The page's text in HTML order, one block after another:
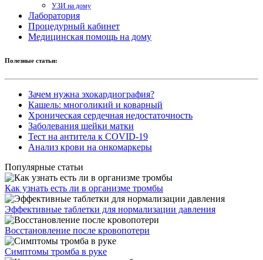
УЗИ на дому
Лаборатория
Процедурный кабинет
Медицинская помощь на дому
Полезные статьи:
Зачем нужна эхокардиография?
Кашель: многоликий и коварный
Хроническая сердечная недостаточность
Заболевания шейки матки
Тест на антитела к COVID-19
Анализ крови на онкомаркеры
Популярные статьи
Как узнать есть ли в организме тромбы
Эффективные таблетки для нормализации давления
Восстановление после кровопотери
Симптомы тромба в руке